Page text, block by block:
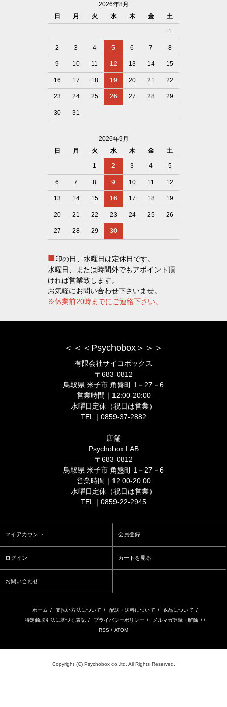
2026年8月
日
月 火 水 木 金 土
1
2 3 4 5 6 7 8
9 10 11 12 13 14 15
16 17 18 19 20 21 22
23 24 25 26 27 28 29
30 31
2026年9月
日
月 火 水 木 金 土
1 2 3 4 5
6 7 8 9 10 11 12
13 14 15 16 17 18 19
20 21 22 23 24 25 26
27 28 29 30
■印の日、水曜日は定休日です。
水曜日、または時間外でもアポイント頂
ければ営業致します。
お気軽にお問い合わせ下さいませ。
※休業前20時までにご連絡下さい。
＜＜＜Psychobox＞＞＞
有限会社サイコボックス
〒683-0812
鳥取県 米子市 角盤町 1－27－6
営業時間｜12:00-20:00
水曜日定休（祝日は営業）
TEL｜0859-37-2882
店舗
Psychobox LAB
〒683-0812
鳥取県 米子市 角盤町 1－27－6
営業時間｜12:00-20:00
水曜日定休（祝日は営業）
TEL｜0859-22-2945
マイアカウント 会員登録
ログイン カートを見る
お問い合わせ
ホーム / 支払い方法について / 配送・送料について / 返品について /
特定商取引法に基づく表記 / プライバシーポリシー / メルマガ登録・解除 / /
RSS / ATOM
Copyright (C) Psychobox co.,ltd. All Rights Reserved.